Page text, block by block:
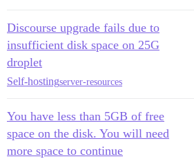
Discourse upgrade fails due to
insufficient disk space on 25G
droplet
Self-hostingserver-resources
You have less than 5GB of free
space on the disk. You will need
more space to continue